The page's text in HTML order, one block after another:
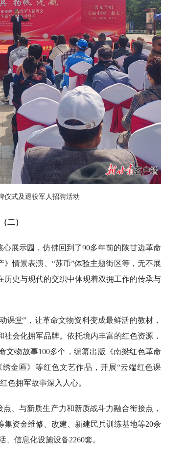
仪式及退役军人招聘活动
（二）
展示园，仿佛回到了90多年前的陕甘边革命
情景表演、“苏币”体验主题街区等，无不展
史与现代的交织中体现着双拥工作的传承与
课堂”，让革命文物资料变成最鲜活的教材，
会化拥军品牌。依托境内丰富的红色资源，
文物故事100多个，编纂出版《南梁红色革命
金匾》等红色文艺作品，开展“云端红色课
色拥军故事深入人心。
、与新质生产力和新质战斗力融合衔接点，
资金维修、改建、新建民兵训练基地等20余
信息化设施设备2260套。